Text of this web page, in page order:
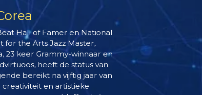
Hall of Famer en National
for the Arts Jazz Master,
23 keer Grammy-winnaar en
heeft de status van
bereikt na vijftig jaar van
en artistieke